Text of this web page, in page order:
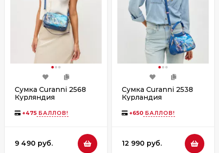
Сумка Curanni 2568
Курляндия
+475 БАЛЛОВ!
9 490 руб.
Сумка Curanni 2538
Курландия
+650 БАЛЛОВ!
12 990 руб.